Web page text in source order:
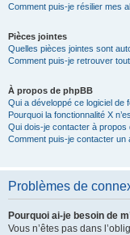
Comment puis-je résilier mes
Pièces jointes
Quelles pièces jointes sont
Comment puis-je retrouver
À propos de phpBB
Qui a développé ce logiciel de
Pourquoi la fonctionnalité X
Qui dois-je contacter à propos
Comment puis-je contacter un
Problèmes de
Pourquoi ai-je besoin de
Vous n’êtes pas dans